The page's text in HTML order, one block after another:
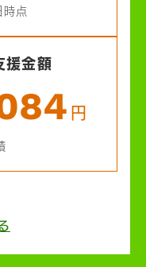
点
金額
円